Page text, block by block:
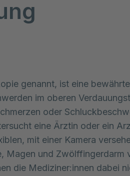
genannt, ist eine bewährte
im oberen
oder
eine Ärztin oder ein
mit einer Kamera
Magen und Zwölffingerdarm
die Mediziner:innen dabei